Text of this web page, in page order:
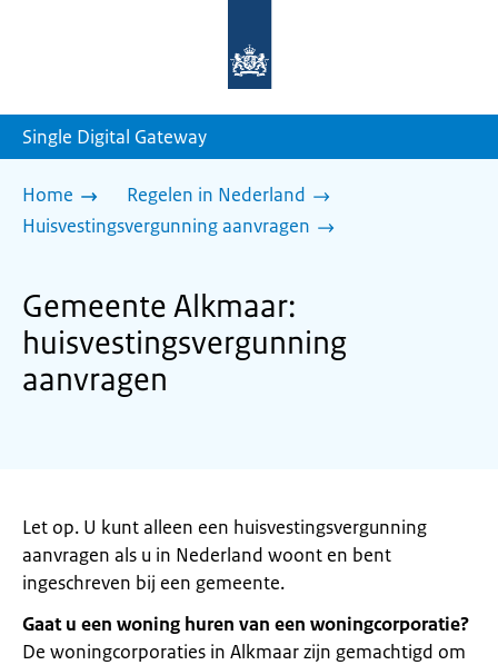
homepage
Single Digital Gateway
Home
Regelen in Nederland
Huisvestingsvergunning aanvragen
Gemeente Alkmaar:
huisvestingsvergunning
aanvragen
Let op. U kunt alleen een huisvestingsvergunning
aanvragen als u in Nederland woont en bent
ingeschreven bij een gemeente.
Gaat u een woning huren van een woningcorporatie?
De woningcorporaties in Alkmaar zijn gemachtigd om